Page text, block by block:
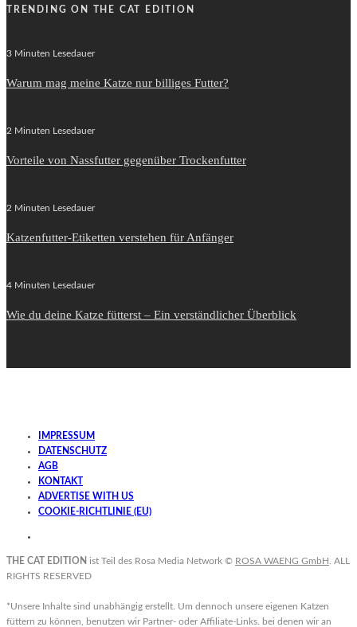
TRENDING ON THE CAT EDITION
3 Minuten Lesedauer
Warum mag meine Katze nur billiges Futter?
2 Minuten Lesedauer
Vorteile von Nassfutter gegenüber Trockenfutter
2 Minuten Lesedauer
Katzenfutter-Etiketten verstehen für Anfänger
4 Minuten Lesedauer
Wie du deine Katze fütterst – Ein verständlicher Überblick
IMPRESSUM
DATENSCHUTZ
AGB
KONTAKT
ADVERTISE WITH US
COOKIE-RICHTLINIE (EU)
THE CAT EDITION ist Teil des Rosa Media Network © ROSA WAENG GmbH . ALL
RIGHTS RESERVED
*Unsere Inhalte sind unabhängig erstellt. Um dennoch unsere eigenen Katzen
füttern zu können, benutzen wir Partner- oder Affiliate-Links. bei denen wir an